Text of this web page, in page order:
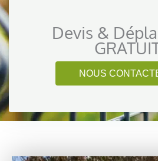
Devis &
NOUS